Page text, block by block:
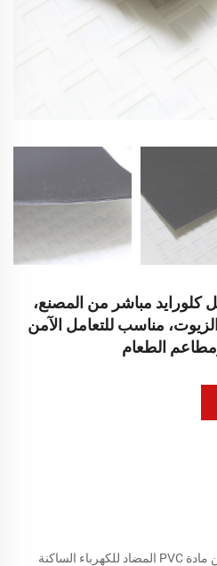
كلورايد مباشر من المصنع،
مناسب للتعامل الآمن
الطعام
نقدّم لكم حزام النقل المباشر من مادة PVC المضاد للكهرباء الساكنة